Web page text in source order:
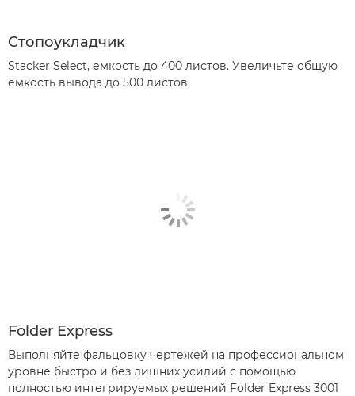
Cтопоукладчик
Stacker Select, емкость до 400 листов. Увеличьте общую
емкость вывода до 500 листов.
Folder Express
Выполняйте фальцовку чертежей на профессиональном
уровне быстро и без лишних усилий с помощью
полностью интегрируемых решений Folder Express 3001